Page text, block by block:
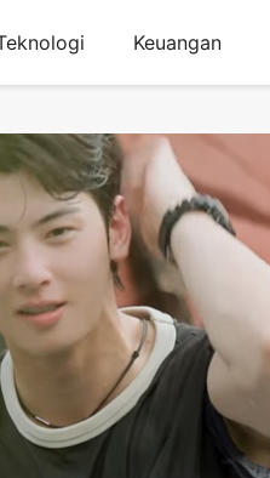
Keuangan